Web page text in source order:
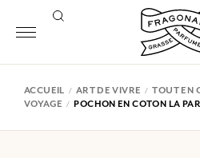
ACCUEIL ART DE VIVRE TOUT EN
VOYAGE
POCHON EN COTON LA